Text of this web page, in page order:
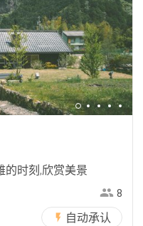
的时刻,欣赏美景
8
自动承认